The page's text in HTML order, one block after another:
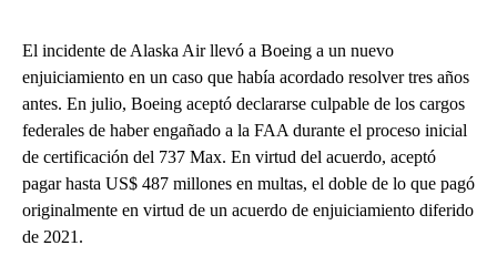
El incidente de Alaska Air llevó a Boeing a un nuevo
enjuiciamiento en un caso que había acordado resolver tres años
antes. En julio, Boeing aceptó declararse culpable de los cargos
federales de haber engañado a la FAA durante el proceso inicial
de certificación del 737 Max. En virtud del acuerdo, aceptó
pagar hasta US$ 487 millones en multas, el doble de lo que pagó
originalmente en virtud de un acuerdo de enjuiciamiento diferido
de 2021.